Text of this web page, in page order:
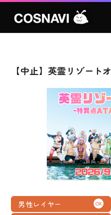
コスプレイベント
モデル撮影会
ショッカー
スタジオ
LABO
【中止】英霊リゾート
男性レイヤー OK